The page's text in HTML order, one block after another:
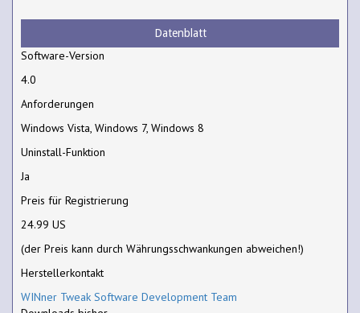
Datenblatt
Software-Version
4.0
Anforderungen
Windows Vista, Windows 7, Windows 8
Uninstall-Funktion
Ja
Preis für Registrierung
24.99 US
(der Preis kann durch Währungsschwankungen abweichen!)
Herstellerkontakt
WINner Tweak Software Development Team